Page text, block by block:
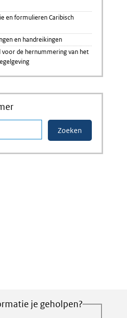
en formulieren Caribisch
en handreikingen
voor de hernummering van het
je geholpen?